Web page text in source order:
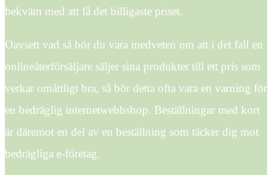
bekväm med att få det billigaste priset.
Oavsett vad så bör du vara medveten om att i det fall en
onlineåterförsäljare säljer sina produkter till ett pris som
verkar omåttligt bra, så bör detta ofta vara en varning för
en bedräglig internetwebbshop. Beställningar med kort
är däremot en del av en beställning som täcker dig mot
bedrägliga e-företag.